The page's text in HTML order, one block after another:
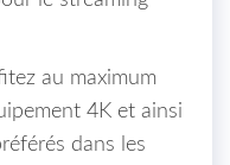
au maximum
4K et ainsi
dans les